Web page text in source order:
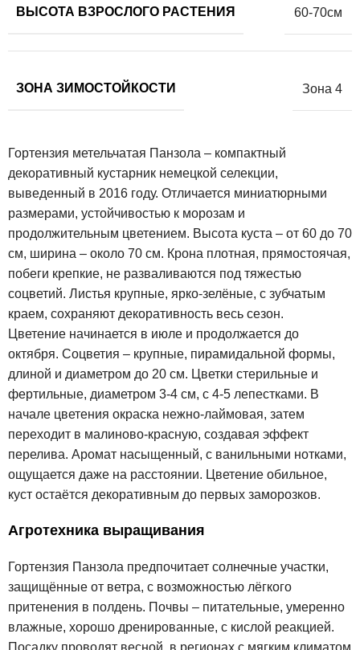
ВЫСОТА ВЗРОСЛОГО РАСТЕНИЯ 60-70см
ЗОНА ЗИМОСТОЙКОСТИ Зона 4
Гортензия метельчатая Панзола – компактный
декоративный кустарник немецкой селекции,
выведенный в 2016 году. Отличается миниатюрными
размерами, устойчивостью к морозам и
продолжительным цветением. Высота куста – от 60 до 70
см, ширина – около 70 см. Крона плотная, прямостоячая,
побеги крепкие, не разваливаются под тяжестью
соцветий. Листья крупные, ярко-зелёные, с зубчатым
краем, сохраняют декоративность весь сезон.
Цветение начинается в июле и продолжается до
октября. Соцветия – крупные, пирамидальной формы,
длиной и диаметром до 20 см. Цветки стерильные и
фертильные, диаметром 3-4 см, с 4-5 лепестками. В
начале цветения окраска нежно-лаймовая, затем
переходит в малиново-красную, создавая эффект
перелива. Аромат насыщенный, с ванильными нотками,
ощущается даже на расстоянии. Цветение обильное,
куст остаётся декоративным до первых заморозков.
Агротехника выращивания
Гортензия Панзола предпочитает солнечные участки,
защищённые от ветра, с возможностью лёгкого
притенения в полдень. Почвы – питательные, умеренно
влажные, хорошо дренированные, с кислой реакцией.
Посадку проводят весной, в регионах с мягким климатом